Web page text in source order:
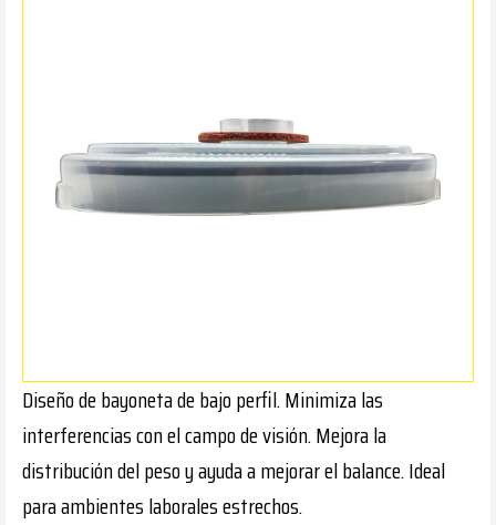
Diseño de bayoneta de bajo perfil. Minimiza las
interferencias con el campo de visión. Mejora la
distribución del peso y ayuda a mejorar el balance. Ideal
para ambientes laborales estrechos.